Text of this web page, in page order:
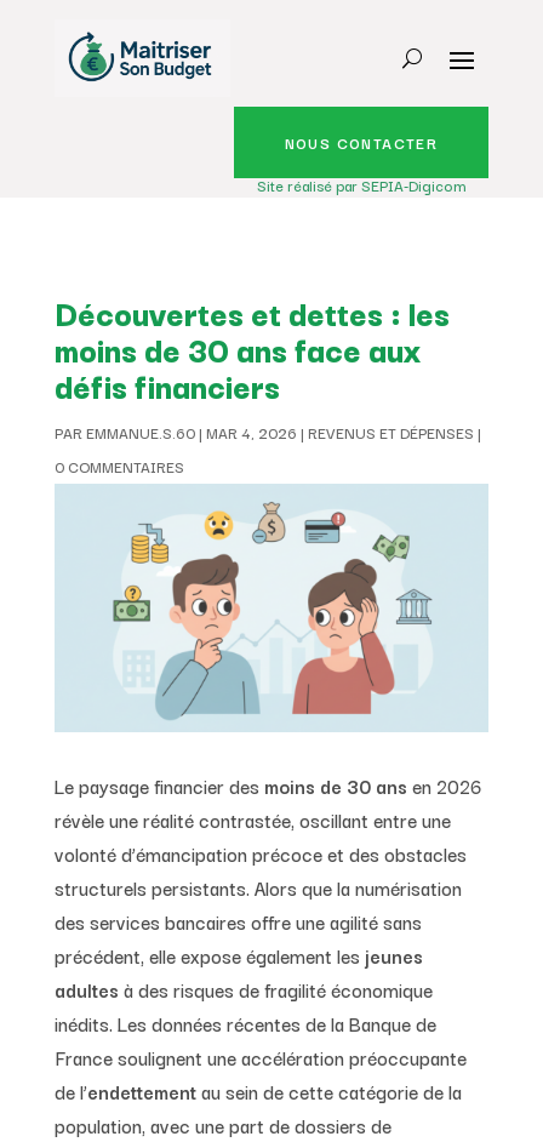
NOUS CONTACTER
Site réalisé par SEPIA-Digicom
Découvertes et dettes : les
moins de 30 ans face aux
défis financiers
PAREMMANUE.S.60| MAR 4, 2026 | REVENUS ET DÉPENSES |
0 COMMENTAIRES
Le paysage financier des moins de 30 ans en 2026
révèle une réalité contrastée, oscillant entre une
volonté d’émancipation précoce et des obstacles
structurels persistants. Alors que la numérisation
des services bancaires offre une agilité sans
précédent, elle expose également les jeunes
adultes à des risques de fragilité économique
inédits. Les données récentes de la Banque de
France soulignent une accélération préoccupante
de l’endettementau sein de cette catégorie de la
population, avec une part de dossiers de